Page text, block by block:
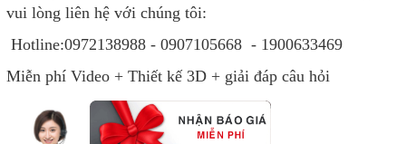
vui lòng liên hệ với chúng tôi:
Hotline:0972138988 - 0907105668 - 1900633469
Miễn phí Video + Thiết kế 3D + giải đáp câu hỏi